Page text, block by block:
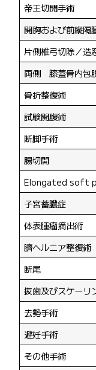
帝王切開手術
開胸および前縦隔
片側椎弓切除／造
両側 膝蓋骨内包
骨折整復術
試験開腹術
断脚手術
腸切開
Elongated soft
子宮蓄膿症
体表腫瘤摘出術
臍ヘルニア整復術
断尾
抜歯及びスケーリ
去勢手術
避妊手術
その他手術